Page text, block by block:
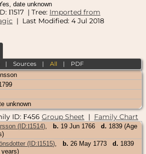
date unknown
I1517 | Tree: Imported from
| Last Modified: 4 Jul 2018
|Sources |All | PDF
unknown
ID: F456 Group Sheet | Family Chart
(ID:I1514) b. 19 Jun 1766 d. 1839 (Age
(ID:I1515) b. 26 May 1773 d. 1839
years)